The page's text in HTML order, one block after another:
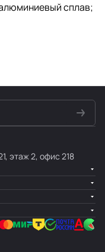
сплав;
этаж 2, офис 218